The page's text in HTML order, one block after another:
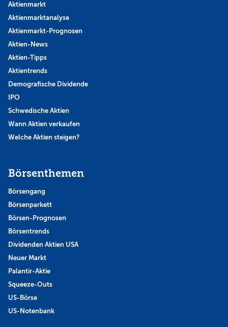
Aktienmarkt
Aktienmarktanalyse
Aktienmarkt-Prognosen
Aktien-News
Aktien-Tipps
Aktientrends
Demografische Dividende
IPO
Schwedische Aktien
Wann Aktien verkaufen
Welche Aktien steigen?
Börsenthemen
Börsengang
Börsenparkett
Börsen-Prognosen
Börsentrends
Dividenden Aktien USA
Neuer Markt
Palantir-Aktie
Squeeze-Outs
US-Börse
US-Notenbank